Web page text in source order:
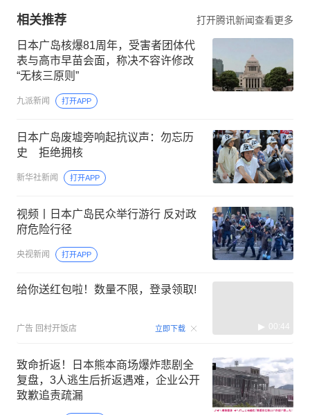
相关推荐 打开腾讯新闻查看更多
日本广岛核爆81周年，受害者团体代
表与高市早苗会面，称决不容许修改
“无核三原则”
九派新闻 打开APP
日本广岛废墟旁响起抗议声：勿忘历
史 拒绝拥核
新华社新闻 打开APP
视频丨日本广岛民众举行游行 反对政
府危险行径
央视新闻 打开APP
给你送红包啦！数量不限，登录领取!
广告 回村开饭店 立即下载 00:44
致命折返！日本熊本商场爆炸悲剧全
复盘，3人逃生后折返遇难，企业公开
致歉追责疏漏